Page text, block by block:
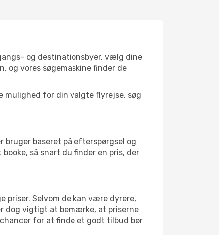
og destinationsbyer, vælg dine
og vores søgemaskine finder de
mulighed for din valgte flyrejse, søg
bruger baseret på efterspørgsel og
så snart du finder en pris, der
priser. Selvom de kan være dyrere,
dog vigtigt at bemærke, at priserne
for at finde et godt tilbud bør